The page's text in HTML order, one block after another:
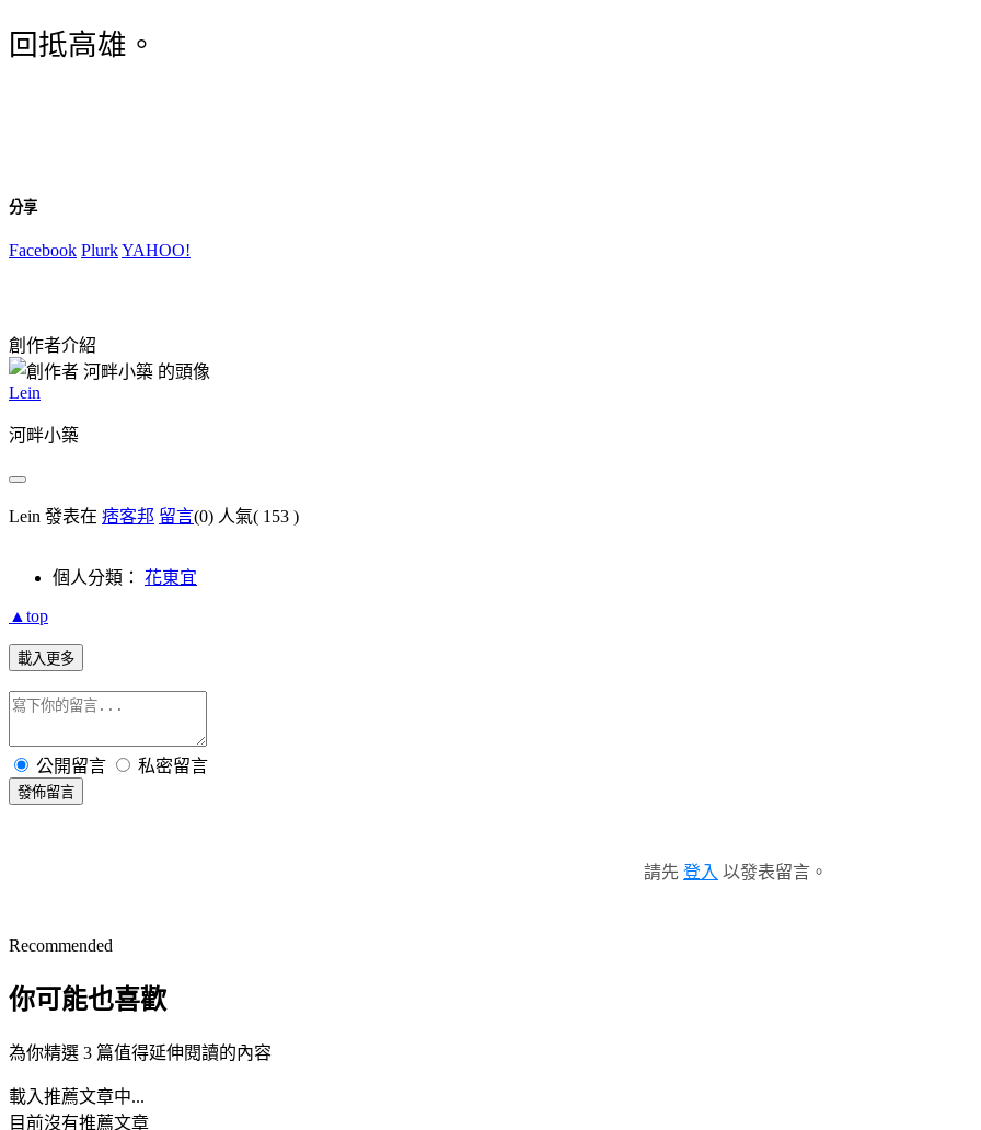
回抵高雄。
分享
Facebook PlurkYAHOO!
創作者介紹
Lein
河畔小築
Lein 發表在 痞客邦 留言(0) 人氣( 153 )
個人分類： 花東宜
▲top
載入更多
公開留言 私密留言
發佈留言
請先 登入 以發表留言。
Recommended
你可能也喜歡
為你精選 3 篇值得延伸閱讀的內容
載入推薦文章中...
目前沒有推薦文章